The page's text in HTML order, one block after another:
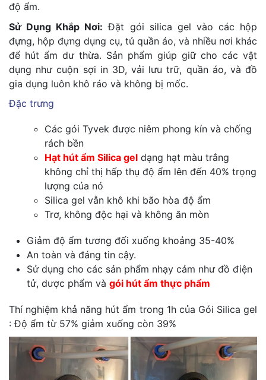
độ ẩm.
Sử Dụng Khắp Nơi: Đặt gói silica gel vào các hộp
đựng, hộp đựng dụng cụ, tủ quần áo, và nhiều nơi khác
để hút ẩm dư thừa. Sản phẩm giúp giữ cho các vật
dụng như cuộn sợi in 3D, vải lưu trữ, quần áo, và đồ
gia dụng luôn khô ráo và không bị mốc.
Đặc trưng
Các gói Tyvek được niêm phong kín và chống
rách bền
Hạt hút ẩm Silica gel dạng hạt màu trắng
không chỉ thị hấp thụ độ ẩm lên đến 40% trọng
lượng của nó
Silica gel vẫn khô khi bão hòa độ ẩm
Trơ, không độc hại và không ăn mòn
Giảm độ ẩm tương đối xuống khoảng 35-40%
An toàn và đáng tin cậy.
Sử dụng cho các sản phẩm nhạy cảm như đồ điện
tử, dược phẩm và gói hút ẩm thực phẩm
Thí nghiệm khả năng hút ẩm trong 1h của Gói Silica gel
: Độ ẩm từ 57% giảm xuống còn 39%